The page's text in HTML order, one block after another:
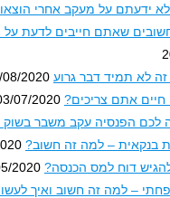
שאתם חייבים לדעת על
תמיד דבר גרוע 06/08/2020
אתם צריכים? 03/07/2020
הפנסיה עקב משבר בשוק
– למה זה חשוב? 05/2020
דוח למס הכנסה? 04/05/2020
למה זה חשוב ואיך לעשות את